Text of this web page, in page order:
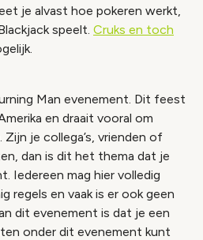
je alvast hoe pokeren werkt,
speelt. Cruks en toch
Man evenement. Dit feest
en draait vooral om
Zijn je collega’s, vrienden of
dan is dit het thema dat je
Iedereen mag hier volledig
regels en vaak is er ook geen
dit evenement is dat je een
onder dit evenement kunt